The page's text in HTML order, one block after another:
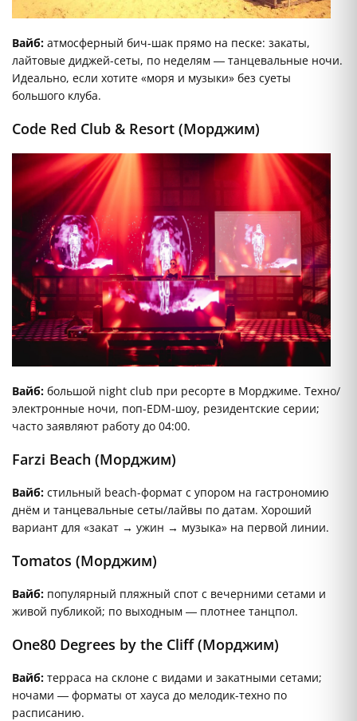
Вайб: атмосферный бич-шак прямо на песке: закаты,
лайтовые диджей-сеты, по неделям — танцевальные ночи.
Идеально, если хотите «моря и музыки» без суеты
большого клуба.
Code Red Club & Resort (Морджим)
Вайб: большой night club при ресорте в Морджиме. Техно/
электронные ночи, поп-EDM-шоу, резидентские серии;
часто заявляют работу до 04:00.
Farzi Beach (Морджим)
Вайб: стильный beach-формат с упором на гастрономию
днём и танцевальные сеты/лайвы по датам. Хороший
вариант для «закат → ужин → музыка» на первой линии.
Tomatos (Морджим)
Вайб: популярный пляжный спот с вечерними сетами и
живой публикой; по выходным — плотнее танцпол.
One80 Degrees by the Cliff (Морджим)
Вайб: терраса на склоне с видами и закатными сетами;
ночами — форматы от хауса до мелодик-техно по
расписанию.